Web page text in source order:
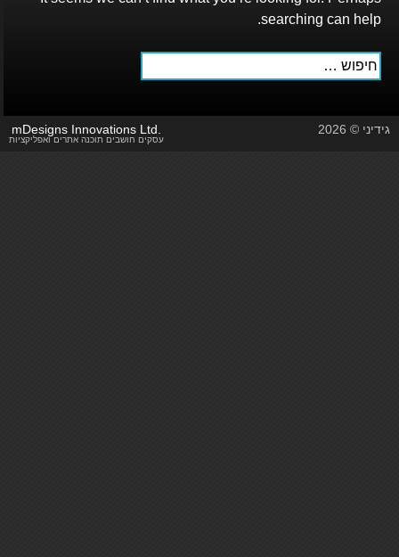
searching can help.
חיפוש:
גידיני © 2026 mDesigns Innovations Ltd.
עסקים חושבים תוכנה אתרים ואפליקציות